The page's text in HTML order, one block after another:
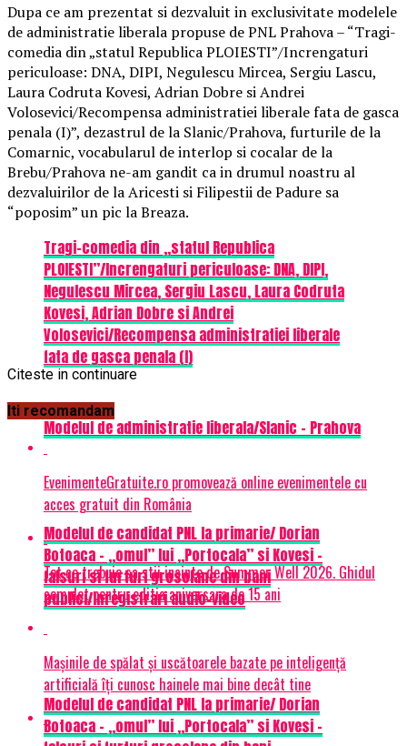
Dupa ce am prezentat si dezvaluit in exclusivitate modelele
de administratie liberala propuse de PNL Prahova – “Tragi-
comedia din „statul Republica PLOIESTI”/Increngaturi
periculoase: DNA, DIPI, Negulescu Mircea, Sergiu Lascu,
Laura Codruta Kovesi, Adrian Dobre si Andrei
Volosevici/Recompensa administratiei liberale fata de gasca
penala (I)”, dezastrul de la Slanic/Prahova, furturile de la
Comarnic, vocabularul de interlop si cocalar de la
Brebu/Prahova ne-am gandit ca in drumul noastru al
dezvaluirilor de la Aricesti si Filipestii de Padure sa
“poposim” un pic la Breaza.
Tragi-comedia din „statul Republica
PLOIESTI”/Increngaturi periculoase: DNA, DIPI,
Negulescu Mircea, Sergiu Lascu, Laura Codruta
Kovesi, Adrian Dobre si Andrei
Volosevici/Recompensa administratiei liberale
fata de gasca penala (I)
Modelul de administratie liberala/Slanic – Prahova
Modelul de candidat PNL la primarie/ Dorian
Botoaca – „omul” lui „Portocala” si Kovesi –
falsuri si furturi grosolane din bani
publici/Inregistrari audio-video
Modelul de candidat PNL la primarie/ Dorian
Botoaca – „omul” lui „Portocala” si Kovesi –
Citeste in continuare
Iti recomandam
EvenimenteGratuite.ro promovează online evenimentele cu
acces gratuit din România
Tot ce trebuie sa stii inainte de Summer Well 2026. Ghidul
complet pentru editia aniversara de 15 ani
Mașinile de spălat și uscătoarele bazate pe inteligență
artificială îți cunosc hainele mai bine decât tine